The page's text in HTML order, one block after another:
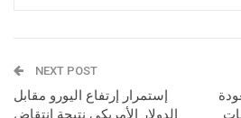
NEXT POST
إستمرار إرتفاع اليورو مقابل
الدولار الأمريكي نتيجة إنتقاض